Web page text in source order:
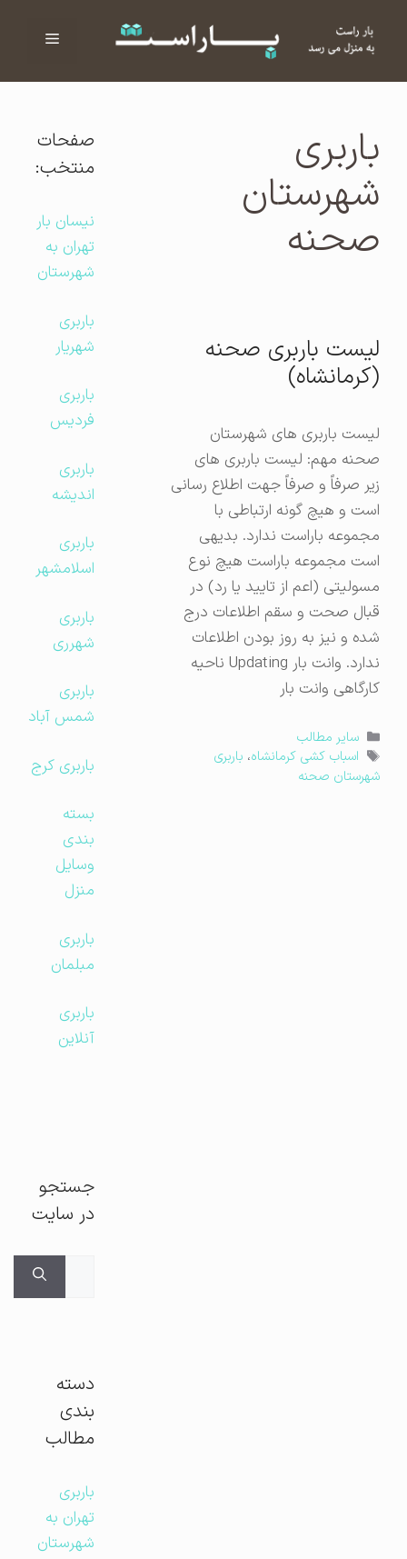
فهرست
باربری
شهرستان
صحنه
لیست باربری صحنه
(کرمانشاه)
لیست باربری های شهرستان
صحنه مهم: لیست باربری های
زیر صرفاً و صرفاً جهت اطلاع رسانی
است و هیچ گونه ارتباطی با
مجموعه باراست ندارد. بدیهی
است مجموعه باراست هیچ نوع
مسولیتی (اعم از تایید یا رد) در
قبال صحت و سقم اطلاعات درج
شده و نیز به روز بودن اطلاعات
ندارد. وانت بار Updating ناحیه
کارگاهی وانت بار
دسته‌ها
سایر مطالب
برچسب‌ها
اسباب کشی کرمانشاه،باربری
شهرستان صحنه
صفحات
منتخب:
نیسان بار
تهران به
شهرستان
باربری
شهریار
باربری
فردیس
باربری
اندیشه
باربری
اسلامشهر
باربری
شهرری
باربری
شمس آباد
باربری کرج
بسته
بندی
وسایل
منزل
باربری
مبلمان
باربری
آنلاین
جستجو
در سایت
دسته
بندی
مطالب
باربری
تهران به
شهرستان